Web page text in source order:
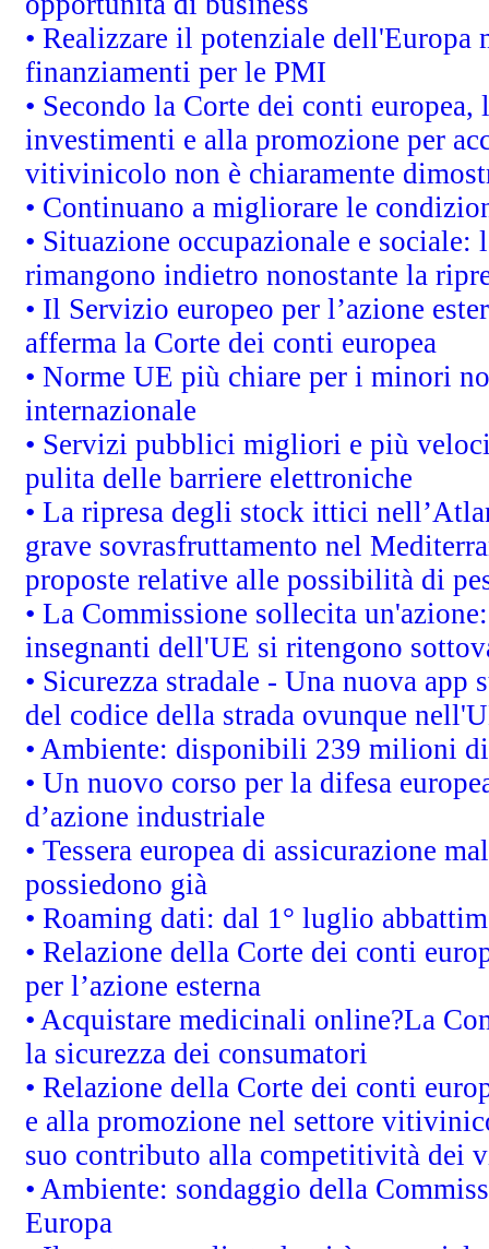
• Realizzare il potenziale
finanziamenti per le PMI
• Secondo la Corte dei conti
investimenti e alla promozione per
vitivinicolo non è chiaramente
• Continuano a migliorare le
• Situazione occupazionale e
rimangono indietro nonostante la
• Il Servizio europeo per l’azione
afferma la Corte dei conti europea
• Norme UE più chiare per i minori
internazionale
• Servizi pubblici migliori e più
pulita delle barriere elettroniche
• La ripresa degli stock ittici
grave sovrasfruttamento nel
proposte relative alle possibilità di
• La Commissione sollecita
insegnanti dell'UE si ritengono
• Sicurezza stradale - Una nuova
del codice della strada ovunque
• Ambiente: disponibili 239 milioni
• Un nuovo corso per la difesa
d’azione industriale
• Tessera europea di assicurazione
possiedono già
• Roaming dati: dal 1° luglio
• Relazione della Corte dei conti
per l’azione esterna
• Acquistare medicinali online?La
la sicurezza dei consumatori
• Relazione della Corte dei conti
e alla promozione nel settore
suo contributo alla competitività dei
• Ambiente: sondaggio della
Europa